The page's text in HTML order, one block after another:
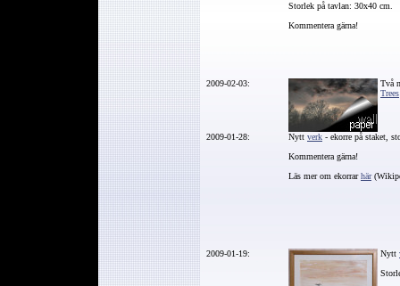
Storlek på tavlan: 30x40 cm.
Kommentera gärna!
2009-02-03:
Två
Trees
2009-01-28: Nytt verk - ekorre på staket,
Kommentera gärna!
Läs mer om ekorrarhär
2009-01-19: Nytt